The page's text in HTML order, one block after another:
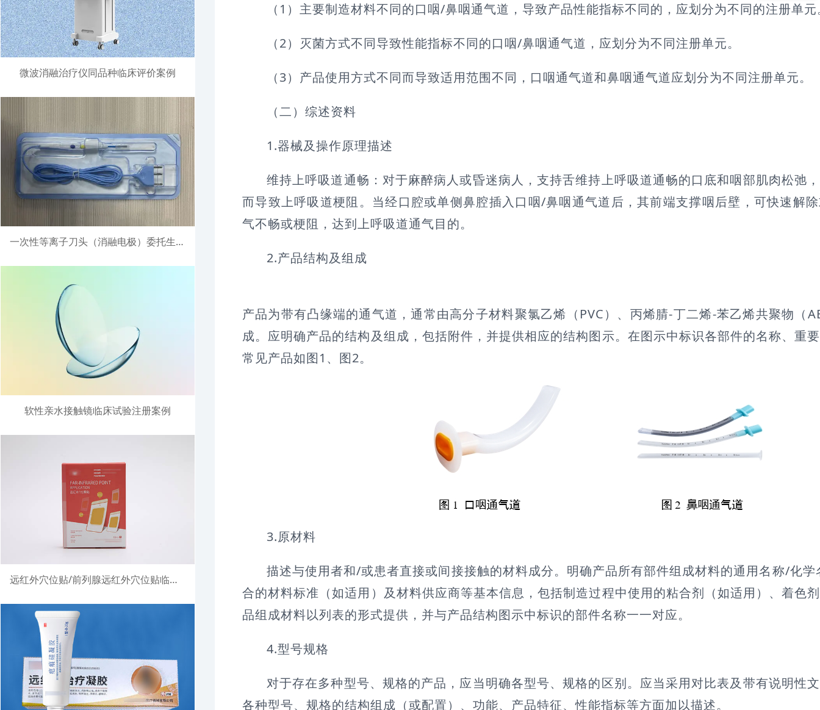
微波消融治疗仪同品种临床评价案例
一次性等离子刀头（消融电极）委托生产注册案例
软性亲水接触镜临床试验注册案例
远红外穴位贴/前列腺远红外穴位贴临床试验注册案例
（1）主要制造材料不同的口咽/鼻咽通气道，导致产品性能指标不同的，应划分为不同的注册单
（2）灭菌方式不同导致性能指标不同的口咽/鼻咽通气道，应划分为不同注册单元。
（3）产品使用方式不同而导致适用范围不同，口咽通气道和鼻咽通气道应划分为不同注册单元。
（二）综述资料
1.器械及操作原理描述
维持上呼吸道通畅：对于麻醉病人或昏迷病人，支持舌维持上呼吸道通畅的口底和咽部肌肉松弛
而导致上呼吸道梗阻。当经口腔或单侧鼻腔插入口咽/鼻咽通气道后，其前端支撑咽后壁，可快速解
气不畅或梗阻，达到上呼吸道通气目的。
2.产品结构及组成
产品为带有凸缘端的通气道，通常由高分子材料聚氯乙烯（PVC）、丙烯腈-丁二烯-苯乙烯共聚物（
成。应明确产品的结构及组成，包括附件，并提供相应的结构图示。在图示中标识各部件的名称、重
常见产品如图1、图2。
3.原材料
描述与使用者和/或患者直接或间接接触的材料成分。明确产品所有部件组成材料的通用名称/化
合的材料标准（如适用）及材料供应商等基本信息，包括制造过程中使用的粘合剂（如适用）、着色
品组成材料以列表的形式提供，并与产品结构图示中标识的部件名称一一对应。
4.型号规格
对于存在多种型号、规格的产品，应当明确各型号、规格的区别。应当采用对比表及带有说明性
各种型号、规格的结构组成（或配置）、功能、产品特征、性能指标等方面加以描述。